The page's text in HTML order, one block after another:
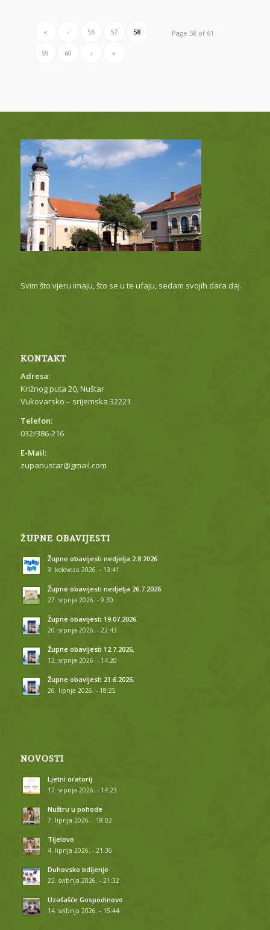
Page 58 of 61
« ‹ 56 57 58
59 60 › »
Svim što vjeru imaju, što se u te ufaju, sedam svojih dara daj.
KONTAKT
Adresa:
Križnog puta 20, Nuštar
Vukovarsko – srijemska 32221
Telefon:
032/386-216
E-Mail:
zupanustar@gmail.com
ŽUPNE OBAVIJESTI
Župne obavijesti nedjelja 2.8.2026.
3. kolovoza 2026. - 13:41
Župne obavijesti nedjelja 26.7.2026.
27. srpnja 2026. - 9:30
Župne obavijesti 19.07.2026.
20. srpnja 2026. - 22:43
Župne obavijesti 12.7.2026.
12. srpnja 2026. - 14:20
Župne obavijesti 21.6.2026.
26. lipnja 2026. - 18:25
NOVOSTI
Ljetni oratorij
12. srpnja 2026. - 14:23
Nuštru u pohode
7. lipnja 2026. - 18:02
Tijelovo
4. lipnja 2026. - 21:36
Duhovsko bdijenje
22. svibnja 2026. - 21:32
Uzašašće Gospodinovo
14. svibnja 2026. - 15:44